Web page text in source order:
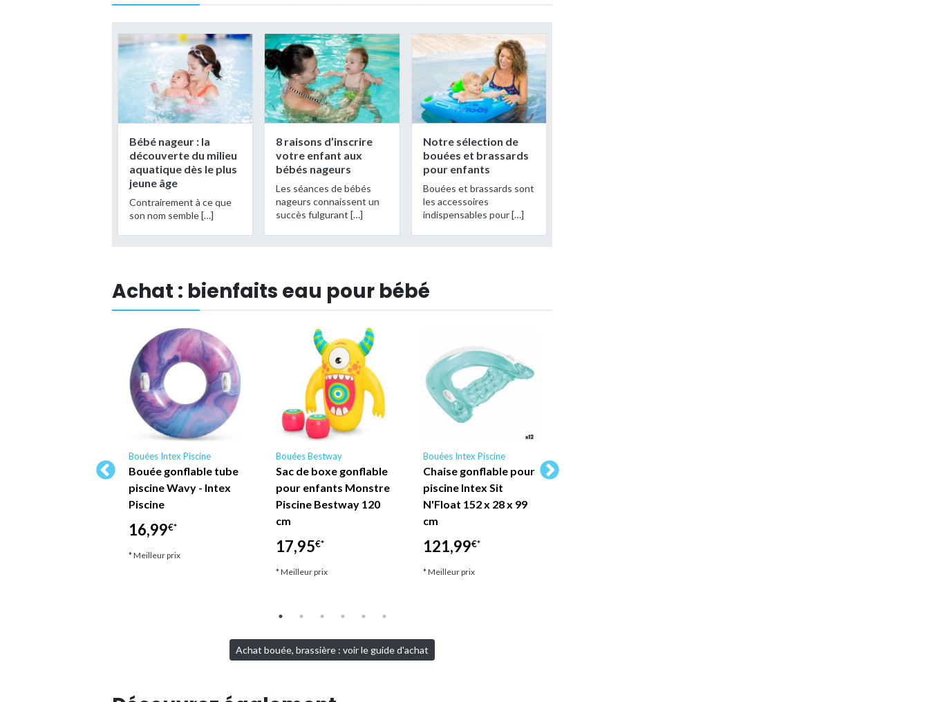
Bébé nageur : la
découverte du milieu
aquatique dès le plus
jeune âge
Contrairement à ce que
son nom semble […]
8 raisons d’inscrire
votre enfant aux
bébés nageurs
Les séances de bébés
nageurs connaissent un
succès fulgurant […]
Notre sélection de
bouées et brassards
pour enfants
Bouées et brassards sont
les accessoires
indispensables pour […]
Achat : bienfaits eau pour bébé
Bouées Intex Piscine
Bouée gonflable tube
piscine Wavy - Intex
Piscine
16,99€*
* Meilleur prix
Bouées Bestway
Sac de boxe gonflable
pour enfants Monstre
Piscine Bestway 120
cm
17,95€*
* Meilleur prix
Bouées Intex Piscine
Chaise gonflable pour
piscine Intex Sit
N'Float 152 x 28 x 99
cm
121,99€*
* Meilleur prix
Achat bouée, brassière : voir le guide d'achat